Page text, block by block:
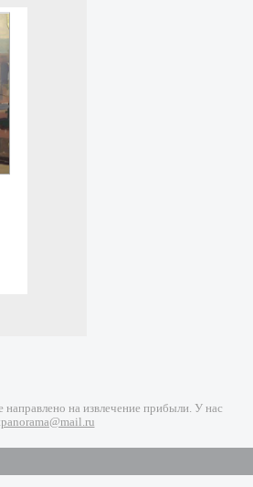
на извлечение прибыли. У нас